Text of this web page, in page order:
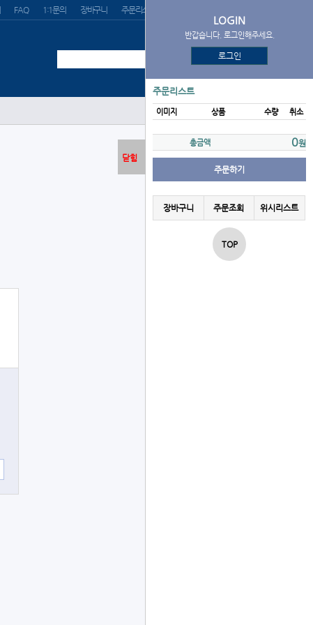
FAQ 1:1문의 장바구니 주문리스트
로그인
LOGIN
반갑습니다. 로그인해주세요.
로그인
주문리스트
이미지 상품 수량 취소
총금액 0원
주문하기
장바구니 주문조회 위시리스트
TOP
닫힘